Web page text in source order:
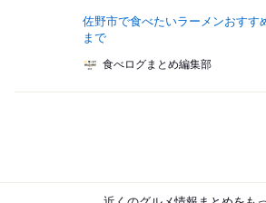
佐野市で食べたいラーメンおすす
まで
食べログまとめ編集部